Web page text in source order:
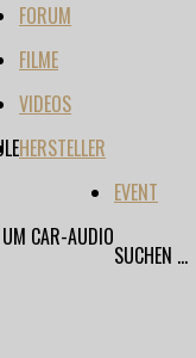
CAR-AUDIO
FORUM
FILME
VIDEOS
HERSTELLER
EVENT
SUCHEN ...